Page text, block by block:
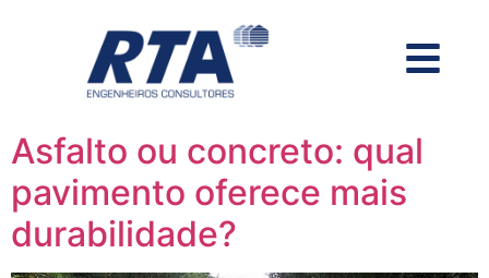
Asfalto ou concreto: qual
pavimento oferece mais
durabilidade?